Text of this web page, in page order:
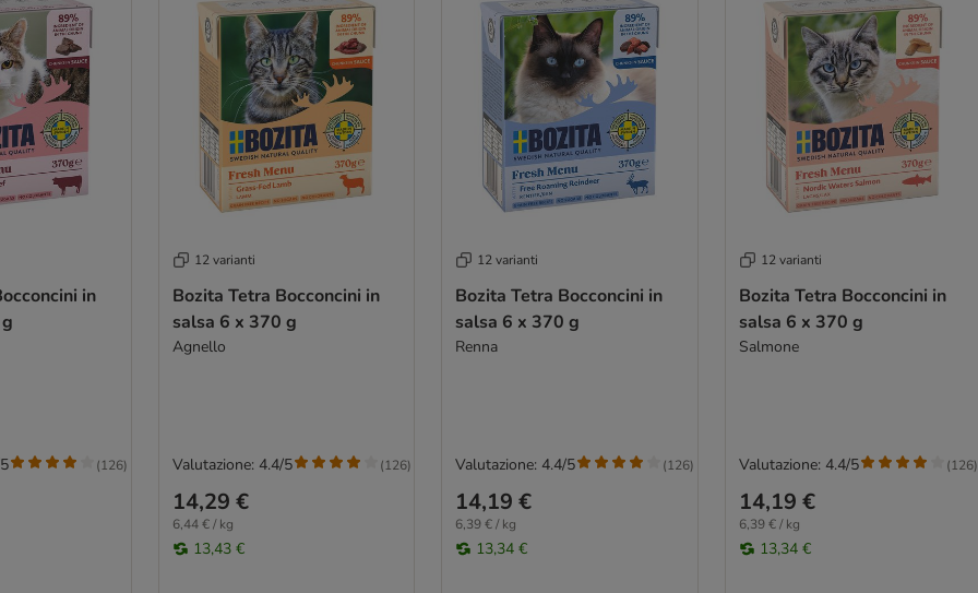
in
(126)
12 varianti
Bozita Tetra Bocconcini in
salsa 6 x 370 g
Agnello
14,29 €
6,44 € / kg
13,43 €
Valutazione: 4.4/5 (126)
12 varianti
Bozita Tetra Bocconcini in
salsa 6 x 370 g
Renna
14,19 €
6,39 € / kg
13,34 €
Valutazione: 4.4/5 (126)
12 varianti
Bozita Tetra Bocconcini in
salsa 6 x 370 g
Salmone
14,19 €
6,39 € / kg
13,34 €
Valutazione: 4.4/5 (126)